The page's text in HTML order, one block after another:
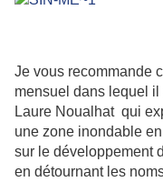
Je vous recommande
mensuel dans lequel
Laure Noualhat qui
une zone inondable
sur le développement
en détournant les